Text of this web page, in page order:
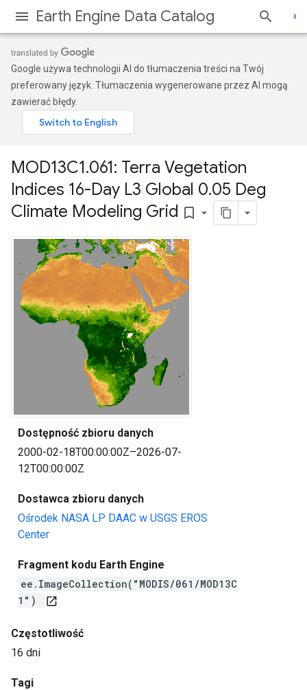
Earth Engine Data Catalog
Google używa technologii AI do tłumaczenia treści na Twój
preferowany język. Tłumaczenia wygenerowane przez AI mogą
zawierać błędy.
MOD13C1.061: Terra Vegetation
Indices 16-Day L3 Global 0.05 Deg
Climate Modeling Grid bookmark_border
Dostępność zbioru danych
2000-02-18T00:00:00Z–2026-07-
12T00:00:00Z
Dostawca zbioru danych
Ośrodek NASA LP DAAC w USGS EROS
Center
Fragment kodu Earth Engine
ee.ImageCollection("MODIS/061/MOD13C
1")
open_in_new
Częstotliwość
16 dni
Tagi